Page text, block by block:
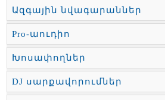
Ազգային նվագարաններ
Pro-աուդիո
Խոսափողներ
DJ սարքավորումներ